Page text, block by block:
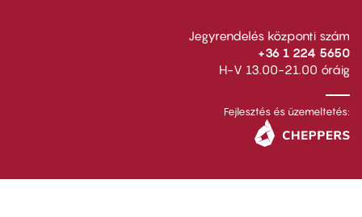
Jegyrendelés központi szám
+36 1 224 5650
H-V 13.00-21.00 óráig
Fejlesztés és üzemeltetés: